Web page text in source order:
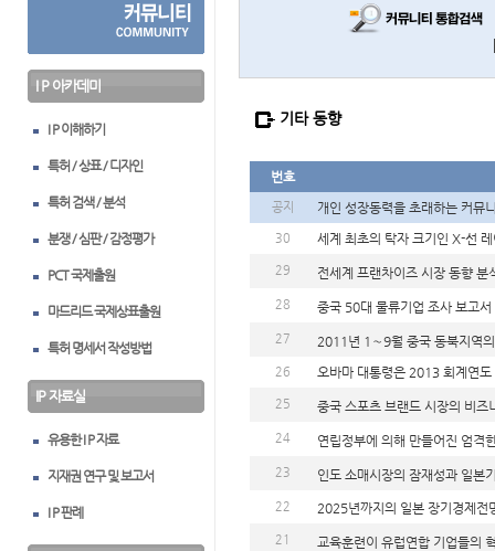
I P 아카데미
I P 이해하기
특허 / 상표 / 디자인
특허 검색 / 분석
분쟁 / 심판 / 감정평가
PCT 국제출원
마드리드 국제상표출원
특허 명세서 작성방법
IP 자료실
유용한 I P 자료
지재권 연구 및 보고서
I P 판례
기타 동향
번호
공지 개인 성장동력을 초래하는 커뮤
30 세계 최초의 탁자 크기인 X-선
29 전세계 프랜차이즈 시장 동향 분
28 중국 50대 물류기업 조사 보고서
27 2011년 1∼9월 중국 동북지역
26 오바마 대통령은 2013 회계연
25 중국 스포츠 브랜드 시장의 비
24 연립정부에 의해 만들어진 엄격
23 인도 소매시장의 잠재성과 일본
22 2025년까지의 일본 장기경제전
21 교육훈련이 유럽연합 기업들의